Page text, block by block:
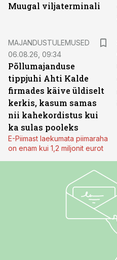
Muugal viljaterminali
MAJANDUSTULEMUSED
06.08.26, 09:34
Põllumajanduse
tippjuhi Ahti Kalde
firmades käive üldiselt
kerkis, kasum samas
nii kahekordistus kui
ka sulas pooleks
E-Piimast laekumata piimaraha
on enam kui 1,2 miljonit eurot